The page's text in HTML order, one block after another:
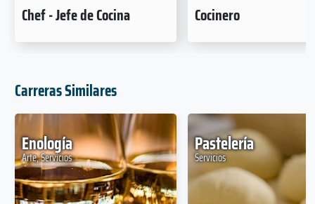
Chef - Jefe de Cocina Cocinero
Carreras Similares
Enología
Arte, Servicios
Pastelería
Servicios